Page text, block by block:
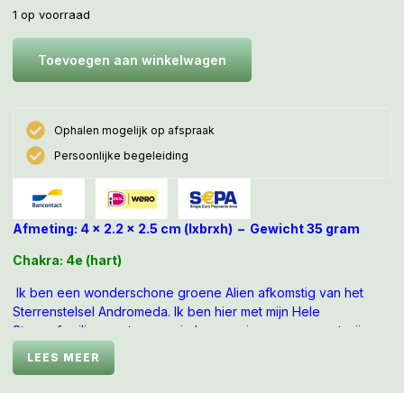
1 op voorraad
Toevoegen aan winkelwagen
Ophalen mogelijk op afspraak
Persoonlijke begeleiding
Afmeting: 4 x 2.2 x 2.5 cm (lxbrxh) – Gewicht 35 gram
Chakra: 4e (hart)
Ik ben een wonderschone groene Alien afkomstig van het
Sterrenstelsel Andromeda. Ik ben hier met mijn Hele
Sterrenfamilie naar toe gereisd om opnieuw samen met mijn op
Aarde levende sterrenzielendeel samen te gaan smelten om
Helend kosmisch Wonder Water in te zaaien en in te graveren
LEES MEER